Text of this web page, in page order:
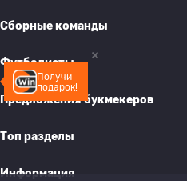
Получи
подарок!
Сборные команды
Футболисты
Предложения букмекеров
Топ разделы
Информация